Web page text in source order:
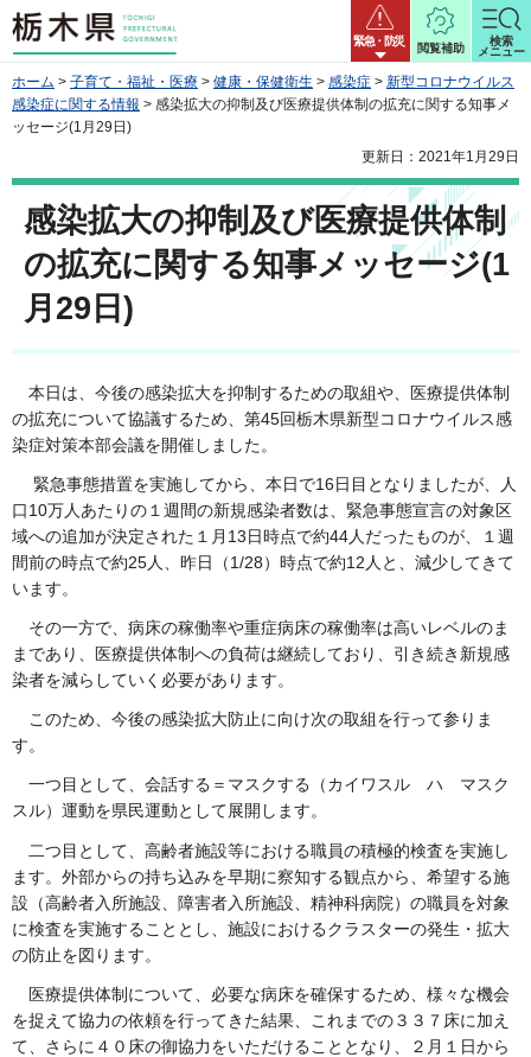
栃木県 緊急・防災
閲覧補助
検索
メニュー
ホーム > 子育て・福祉・医療 > 健康・保健衛生 > 感染症 > 新型コロナウイルス
感染症に関する情報 > 感染拡大の抑制及び医療提供体制の拡充に関する知事メ
ッセージ(1月29日)
更新日：2021年1月29日
感染拡大の抑制及び医療提供体制
の拡充に関する知事メッセージ(1
月29日)
本日は、今後の感染拡大を抑制するための取組や、医療提供体制
の拡充について協議するため、第45回栃木県新型コロナウイルス感
染症対策本部会議を開催しました。
緊急事態措置を実施してから、本日で16日目となりましたが、人
口10万人あたりの１週間の新規感染者数は、緊急事態宣言の対象区
域への追加が決定された１月13日時点で約44人だったものが、１週
間前の時点で約25人、昨日（1/28）時点で約12人と、減少してきて
います。
その一方で、病床の稼働率や重症病床の稼働率は高いレベルのま
まであり、医療提供体制への負荷は継続しており、引き続き新規感
染者を減らしていく必要があります。
このため、今後の感染拡大防止に向け次の取組を行って参りま
す。
一つ目として、会話する＝マスクする（カイワスル ハ マスク
スル）運動を県民運動として展開します。
二つ目として、高齢者施設等における職員の積極的検査を実施し
ます。外部からの持ち込みを早期に察知する観点から、希望する施
設（高齢者入所施設、障害者入所施設、精神科病院）の職員を対象
に検査を実施することとし、施設におけるクラスターの発生・拡大
の防止を図ります。
医療提供体制について、必要な病床を確保するため、様々な機会
を捉えて協力の依頼を行ってきた結果、これまでの３３７床に加え
て、さらに４０床の御協力をいただけることとなり、２月１日から